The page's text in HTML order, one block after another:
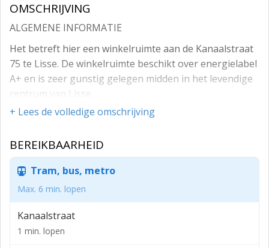
OMSCHRIJVING
ALGEMENE INFORMATIE
Het betreft hier een winkelruimte aan de Kanaalstraat
75 te Lisse. De winkelruimte beschikt over energielabel
A+ en is zeer gunstig gelegen midden in het levendige
centrum van Lisse.
Het Blokhuis Lisse wordt momenteel gerenoveerd
winkelcentrum en het Dorpshart Lisse behouden blijft
en wordt vergroot. Het renovatieproject zal op korte
termijn worden afgerond.
Lisse heeft een uitgebreid winkelcentrum met een
sterke regiofunctie en ruime gratis
parkeergelegenheid verspreid gelegen in het gehele
centrum. Vele landelijke winkelketens hebben zich hier
+ Lees de volledige omschrijving
BEREIKBAARHEID
Tram, bus, metro
Max. 6 min. lopen
Kanaalstraat
1 min. lopen